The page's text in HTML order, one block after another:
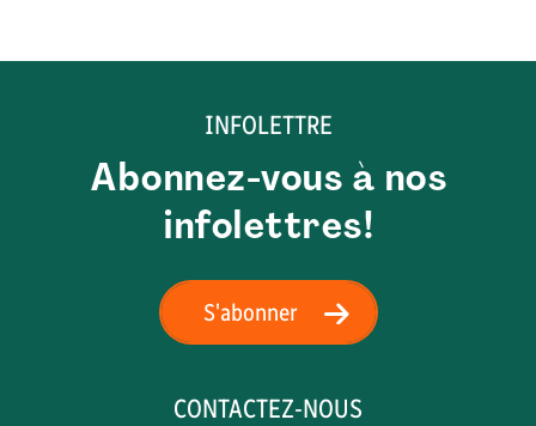
INFOLETTRE
Abonnez-vous à nos
infolettres!
S'abonner
CONTACTEZ-NOUS